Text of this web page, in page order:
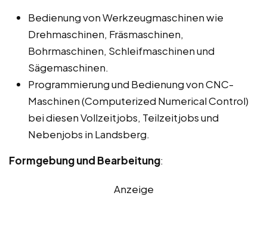
Bedienung von Werkzeugmaschinen wie
Drehmaschinen, Fräsmaschinen,
Bohrmaschinen, Schleifmaschinen und
Sägemaschinen.
Programmierung und Bedienung von CNC-
Maschinen (Computerized Numerical Control)
bei diesen Vollzeitjobs, Teilzeitjobs und
Nebenjobs in Landsberg.
Formgebung und Bearbeitung:
Anzeige